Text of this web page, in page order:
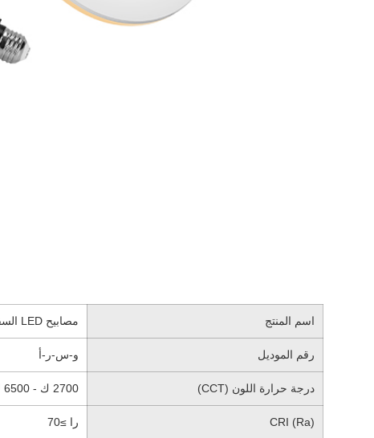
اسم المنتج مصابيح LED السفلية الملونة المبهرة الملونة （معدلة）
رقم الموديل و-س-ر-أ
درجة حرارة اللون (CCT) 2700 ك - 6500 ك
CRI (Ra) را ≥70